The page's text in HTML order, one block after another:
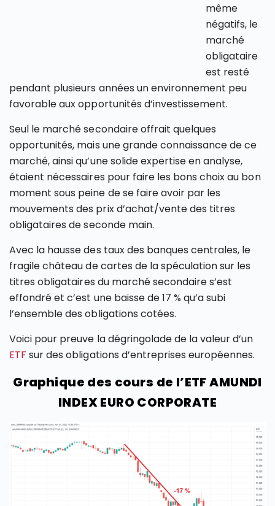
même
négatifs, le
marché
obligataire
est resté
pendant plusieurs années un environnement peu
favorable aux opportunités d’investissement.
Seul le marché secondaire offrait quelques
opportunités, mais une grande connaissance de ce
marché, ainsi qu’une solide expertise en analyse,
étaient nécessaires pour faire les bons choix au bon
moment sous peine de se faire avoir par les
mouvements des prix d’achat/vente des titres
obligataires de seconde main.
Avec la hausse des taux des banques centrales, le
fragile château de cartes de la spéculation sur les
titres obligataires du marché secondaire s’est
effondré et c’est une baisse de 17 % qu’a subi
l’ensemble des obligations cotées.
Voici pour preuve la dégringolade de la valeur d’un
ETF sur des obligations d’entreprises européennes.
Graphique des cours de l’ETF AMUNDI
INDEX EURO CORPORATE